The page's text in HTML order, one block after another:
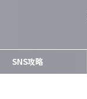
SNS攻略